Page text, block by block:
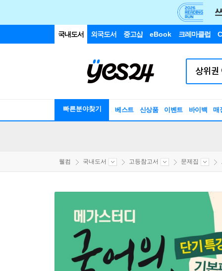
국내도서 외국도서 중고샵 eBook 크레마클럽
빠른분야찾기 베스트 신상품 이벤트 바이백 매
웰컴 국내도서 고등참고서 문제집